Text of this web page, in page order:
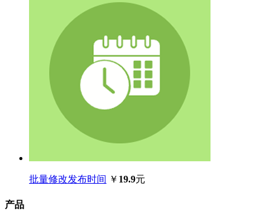
批量修改发布时间 ￥ 19.9元
产品